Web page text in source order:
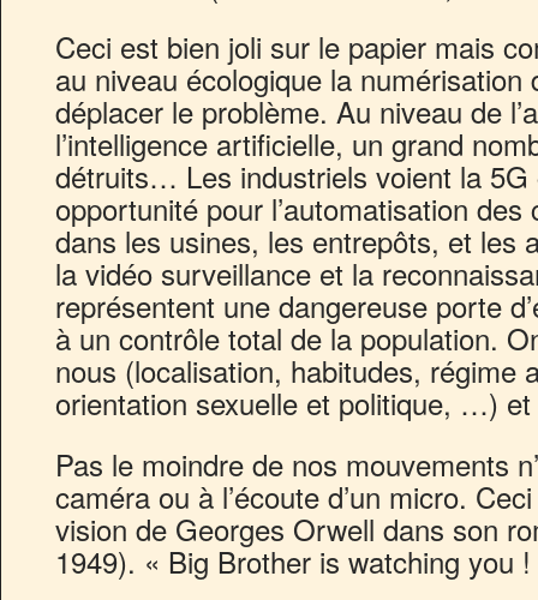
Ceci est bien joli sur le papier mais
au niveau écologique la
déplacer le problème. Au niveau de
l’intelligence artificielle, un grand
détruits… Les industriels voient la 5G
opportunité pour l’automatisation
dans les usines, les entrepôts, et les
la vidéo surveillance et la
représentent une dangereuse porte
à un contrôle total de la population.
nous (localisation, habitudes, régime
orientation sexuelle et politique, …)
Pas le moindre de nos mouvements
caméra ou à l’écoute d’un micro.
vision de Georges Orwell dans son
1949). « Big Brother is watching you